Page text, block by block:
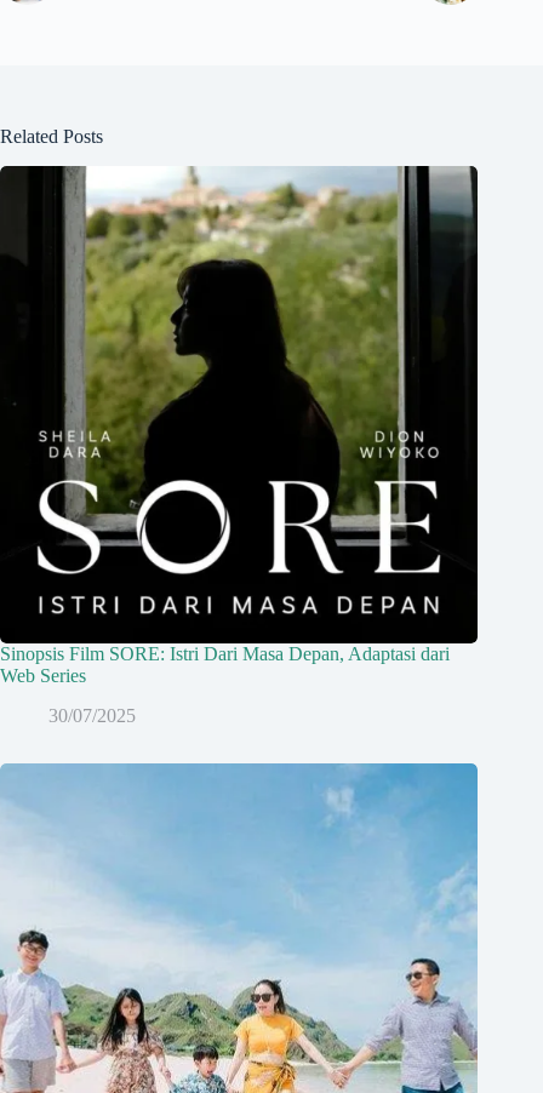
Related Posts
Sinopsis Film SORE: Istri Dari Masa Depan, Adaptasi dari
Web Series
30/07/2025